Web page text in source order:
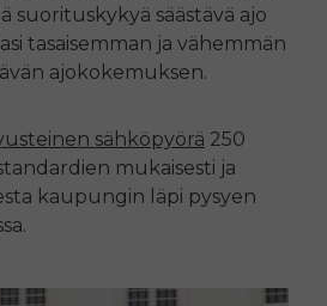
suorituskykyä säästävä ajo
tasaisemman ja vähemmän
ajokokemuksen.
sähköpyörä 250
mukaisesti ja
kaupungin läpi pysyen